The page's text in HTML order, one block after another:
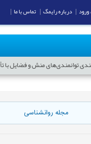
توانمندی‌های منش و فضایل با
مجله روانشناسی
درباره رایمگ تماس با ما